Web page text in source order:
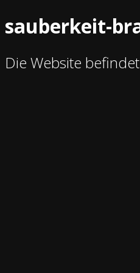
sauberkeit-
Die Website